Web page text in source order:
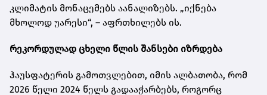
კლიმატის მონაცემებს აანალიზებს. „იქნება
მხოლოდ უარესი“, – აფრთხილებს ის.
რეკორდულად ცხელი წლის შანსები იზრდება
ჰაუსფატერის გამოთვლებით, იმის ალბათობა, რომ
2026 წელი 2024 წელს გადააჭარბებს, როგორც